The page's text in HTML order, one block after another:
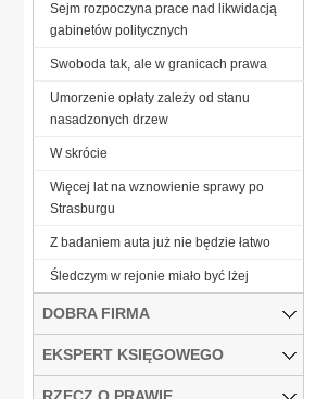
Sejm rozpoczyna prace nad likwidacją
gabinetów politycznych
Swoboda tak, ale w granicach prawa
Umorzenie opłaty zależy od stanu
nasadzonych drzew
W skrócie
Więcej lat na wznowienie sprawy po
Strasburgu
Z badaniem auta już nie będzie łatwo
Śledczym w rejonie miało być lżej
DOBRA FIRMA
EKSPERT KSIĘGOWEGO
RZECZ O PRAWIE